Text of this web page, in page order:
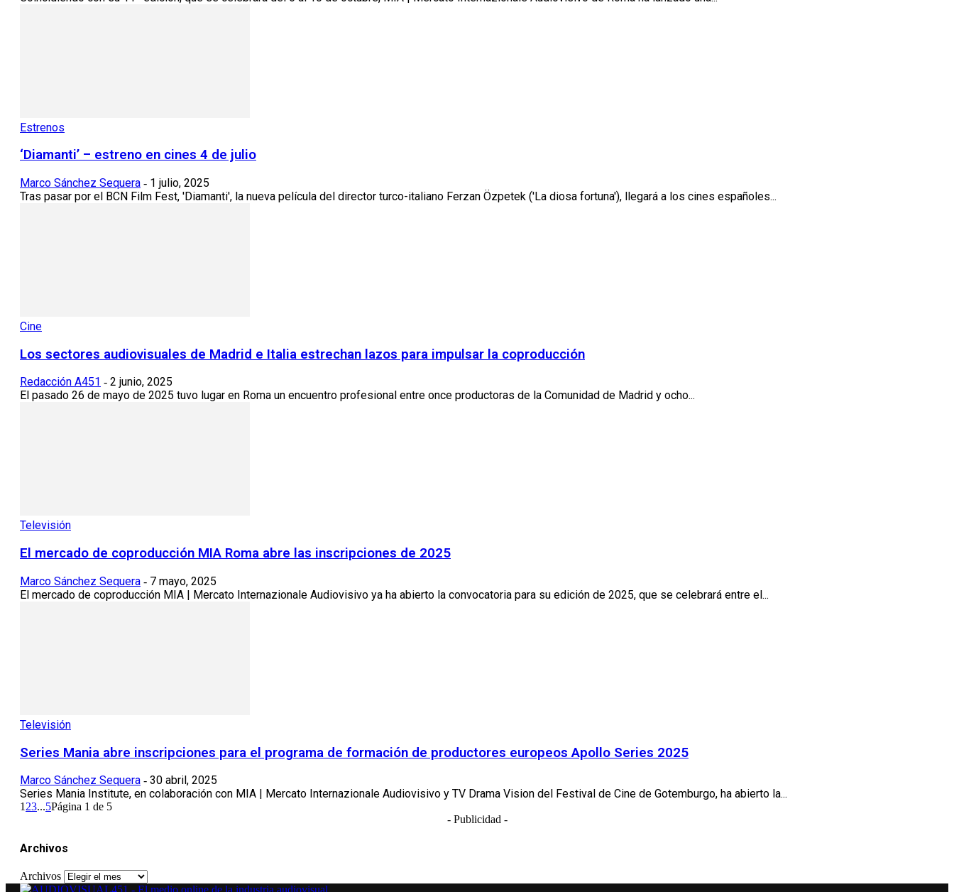
Estrenos
‘Diamanti’ – estreno en cines 4 de julio
Marco Sánchez Sequera - 1 julio, 2025
Tras pasar por el BCN Film Fest, 'Diamanti', la nueva película del director turco-italiano Ferzan Özpetek ('La diosa fortuna'), llegará a los cines españoles...
Cine
Los sectores audiovisuales de Madrid e Italia estrechan lazos para impulsar la coproducción
Redacción A451 - 2 junio, 2025
El pasado 26 de mayo de 2025 tuvo lugar en Roma un encuentro profesional entre once productoras de la Comunidad de Madrid y ocho...
Televisión
El mercado de coproducción MIA Roma abre las inscripciones de 2025
Marco Sánchez Sequera - 7 mayo, 2025
El mercado de coproducción MIA | Mercato Internazionale Audiovisivo ya ha abierto la convocatoria para su edición de 2025, que se celebrará entre el...
Televisión
Series Mania abre inscripciones para el programa de formación de productores europeos Apollo Series 2025
Marco Sánchez Sequera - 30 abril, 2025
Series Mania Institute, en colaboración con MIA | Mercato Internazionale Audiovisivo y TV Drama Vision del Festival de Cine de Gotemburgo, ha abierto la...
1 23...5Página 1 de 5
- Publicidad -
Archivos
Archivos